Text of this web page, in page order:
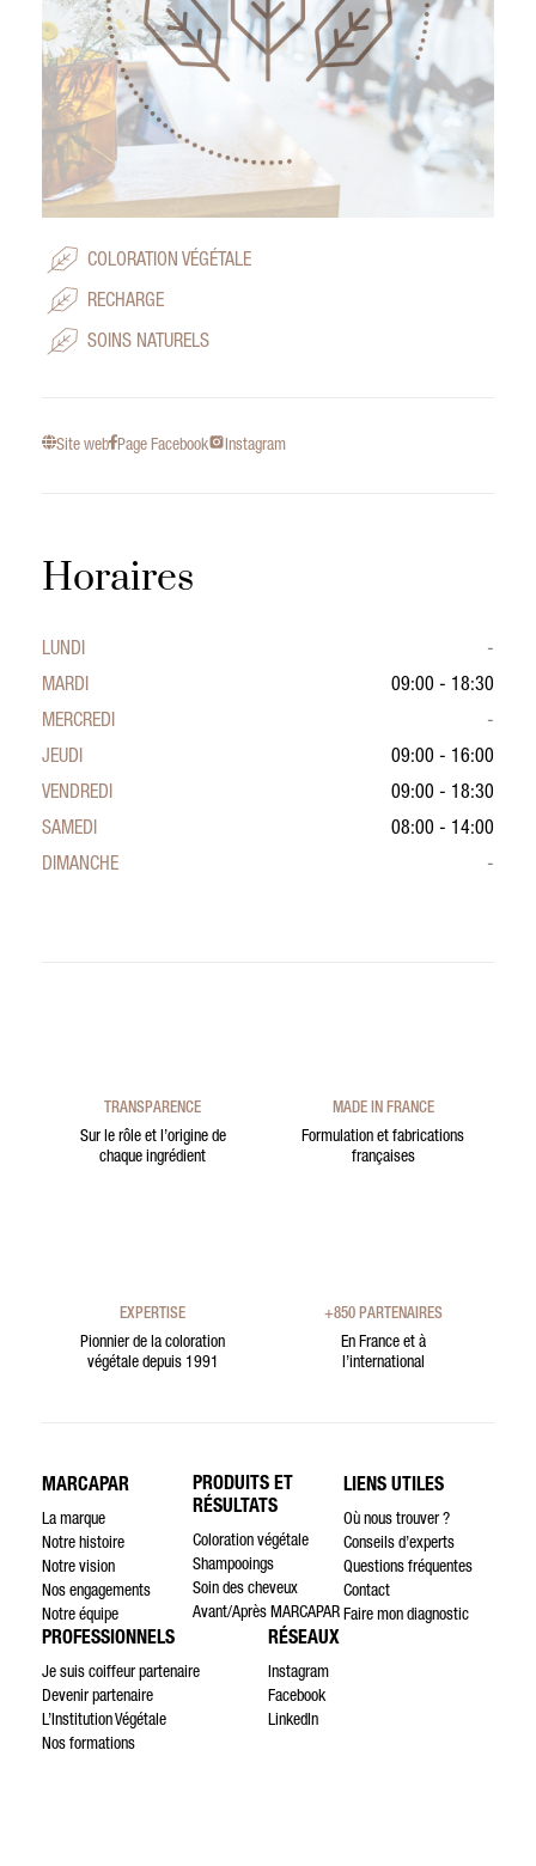
COLORATION VÉGÉTALE
RECHARGE
SOINS NATURELS
Site web Page Facebook Instagram
Horaires
LUNDI
-
MARDI
09:00 - 18:30
MERCREDI
-
JEUDI
09:00 - 16:00
VENDREDI
09:00 - 18:30
SAMEDI
08:00 - 14:00
DIMANCHE
-
TRANSPARENCE
Sur le rôle et l’origine de
chaque ingrédient
MADE IN FRANCE
Formulation et fabrications
françaises
EXPERTISE
Pionnier de la coloration
végétale depuis 1991
+850 PARTENAIRES
En France et à
l’international
MARCAPAR
La marque
Notre histoire
Notre vision
Nos engagements
Notre équipe
PRODUITS ET
RÉSULTATS
Coloration végétale
Shampooings
Soin des cheveux
Avant/Après MARCAPAR
LIENS UTILES
Où nous trouver ?
Conseils d’experts
Questions fréquentes
Contact
Faire mon diagnostic
PROFESSIONNELS
Je suis coiffeur partenaire
Devenir partenaire
L’Institution Végétale
Nos formations
RÉSEAUX
Instagram
Facebook
LinkedIn